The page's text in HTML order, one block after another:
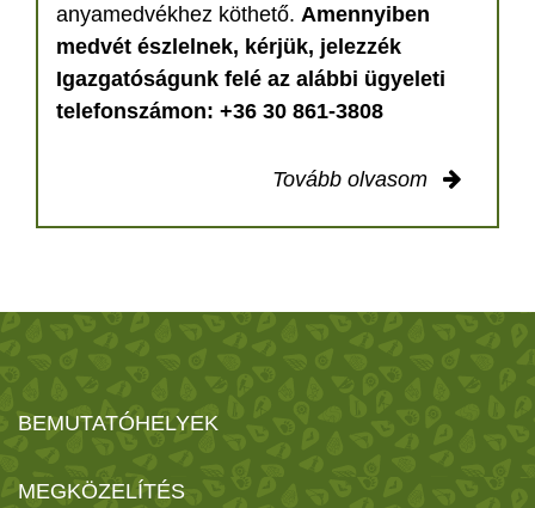
anyamedvékhez köthető. Amennyiben
medvét észlelnek, kérjük, jelezzék
Igazgatóságunk felé az alábbi ügyeleti
telefonszámon: +36 30 861-3808
Tovább olvasom
BEMUTATÓHELYEK
MEGKÖZELÍTÉS